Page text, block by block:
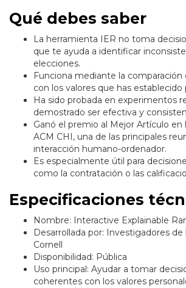
Qué debes saber
La herramienta IER no toma
que te ayuda a identificar
elecciones.
Funciona mediante la comparación
con los valores que has
Ha sido probada en experimentos
demostrado ser efectiva y
Ganó el premio al Mejor Artículo en
ACM CHI, una de las principales
interacción humano-ordenador.
Es especialmente útil para
como la contratación o las
Especificaciones
Nombre: Interactive Explainable
Desarrollada por: Investigadores de
Cornell
Disponibilidad: Pública
Uso principal: Ayudar a tomar
coherentes con los valores